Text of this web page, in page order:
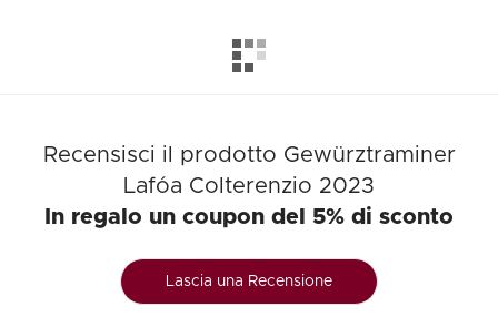
Recensisci il prodotto Gewürztraminer
Lafóa Colterenzio 2023
In regalo un coupon del 5% di sconto
Lascia una Recensione